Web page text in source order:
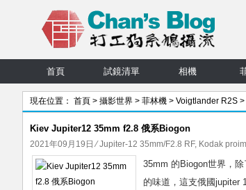
首頁 試鏡清單 相機
現在位置： 首頁 > 攝影世界 > 菲林機 > Voigtlander R2S >
Kiev Jupiter12 35mm f2.8 俄系Biogon
2021年09月19日 ⁄Jupiter-12 35mm/F2.8 RF, Kodak
35mm 的Biogon世界，
的味道，這支俄國jupiter